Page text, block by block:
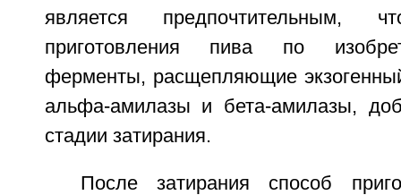
является предпочтительным,
приготовления пива по
ферменты, расщепляющие
альфа-амилазы и бета-амилазы,
стадии затирания.
После затирания способ